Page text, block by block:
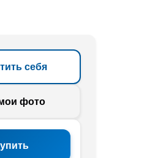
себя
фото